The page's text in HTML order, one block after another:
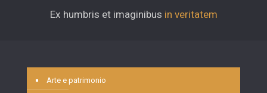
Ex humbris et imaginibus in veritatem
Arte e patrimonio